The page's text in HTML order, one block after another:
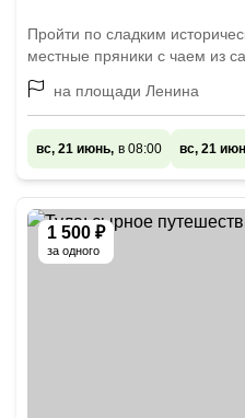
Пройти по сладким
местные пряники с чаем из
на площади Ленина
вс, 21 июнь, в 08:00 вс, 21
1 500 ₽
за одного